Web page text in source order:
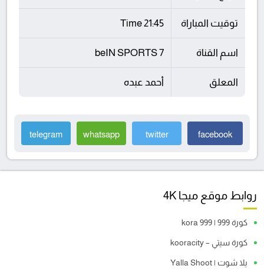
توقيت المباراة 21:45 Time
اسم القناة beIN SPORTS 7
المعلق أحمد عبده
facebook
twitter
whatsapp
telegram
روابط موقع ميجا 4K
كورة 999 | kora 999
كورة سيتي – kooracity
يلا شوت | Yalla Shoot